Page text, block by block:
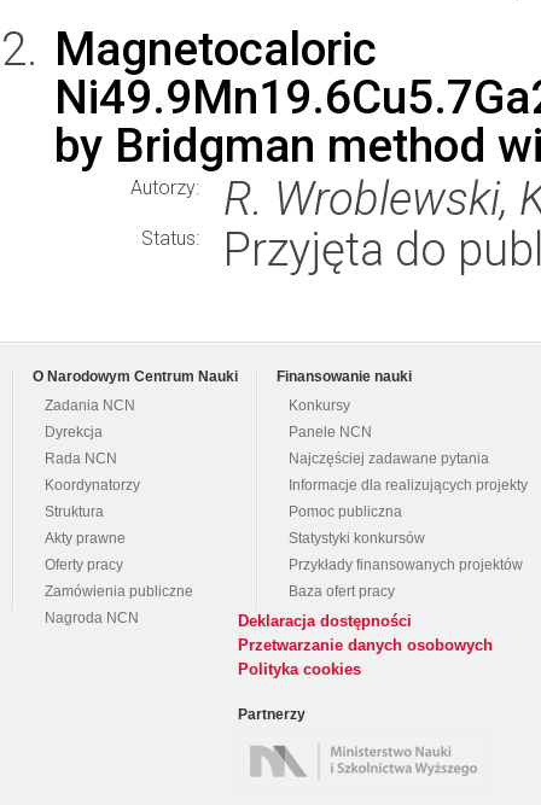
by Bridgman method
Autorzy: R. Wroblewski,
Status: Przyjęta do
O Narodowym Centrum Nauki
Zadania NCN
Dyrekcja
Rada NCN
Koordynatorzy
Struktura
Akty prawne
Oferty pracy
Zamówienia publiczne
Nagroda NCN
Finansowanie nauki
Konkursy
Panele NCN
Najczęściej zadawane pytania
Informacje dla realizujących projekty
Pomoc publiczna
Statystyki konkursów
Przykłady finansowanych projektów
Baza ofert pracy
Deklaracja dostępności
Przetwarzanie danych osobowych
Polityka cookies
Partnerzy